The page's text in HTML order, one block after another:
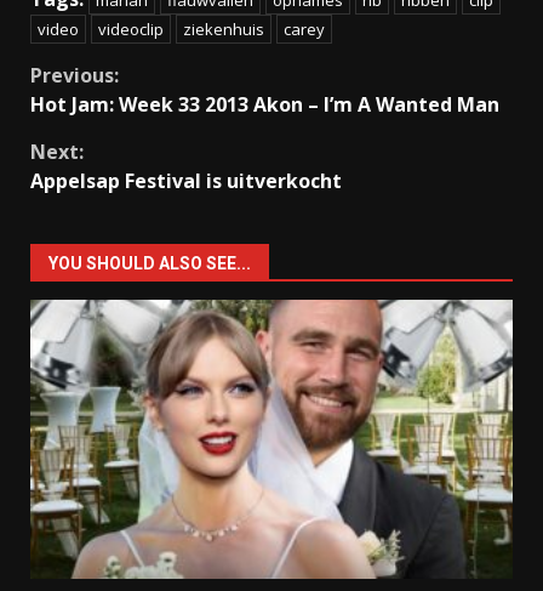
video
videoclip ziekenhuis carey
Continue
Previous:
Hot Jam: Week 33 2013 Akon – I’m A Wanted Man
Next:
Appelsap Festival is uitverkocht
YOU SHOULD ALSO SEE...